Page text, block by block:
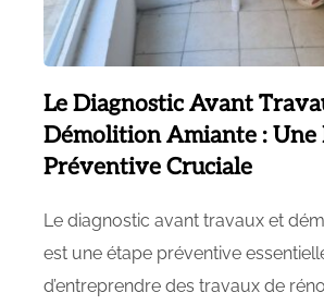
Le Diagnostic Avant
Démolition Amiante : Une
Préventive Cruciale
Le diagnostic avant travaux et
est une étape préventive
d’entreprendre des travaux de